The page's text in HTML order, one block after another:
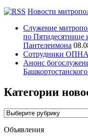
Новости
Служение
по Пятидесятнице
Пантелеимона
Сотрудники
Анонс
Категории
Категории
Объявления